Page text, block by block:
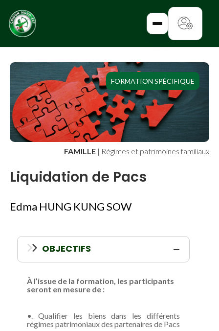
CATALOGUE
ENTREPRISE
IMMOBILIER
FAMILLE | Régimes et patrimoines familiaux
FORMATION SPÉCIFIQUE
Liquidation de Pacs
Edma HUNG KUNG SOW
OBJECTIFS
À l’issue de la formation, les participants
seront en mesure de :
•. Qualifier les biens dans les différents
régimes patrimoniaux des partenaires de Pacs